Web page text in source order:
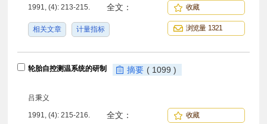
1991, (4): 213-215. 全文：
相关文章 计量指标
收藏
浏览量 1321
轮胎自控测温系统的研制 摘要 ( 1099 )
吕秉义
1991, (4): 215-216. 全文： 收藏